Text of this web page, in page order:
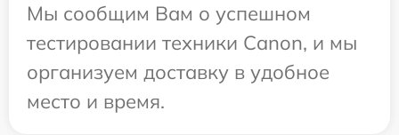
Мы сообщим Вам о успешном
тестировании техники Canon, и мы
организуем доставку в удобное
место и время.